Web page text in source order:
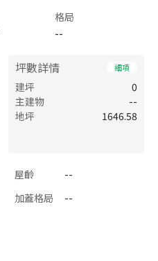
格局
--
坪數詳情 細項
建坪
0
主建物
--
地坪
1646.58
屋齡
--
加蓋格局
--